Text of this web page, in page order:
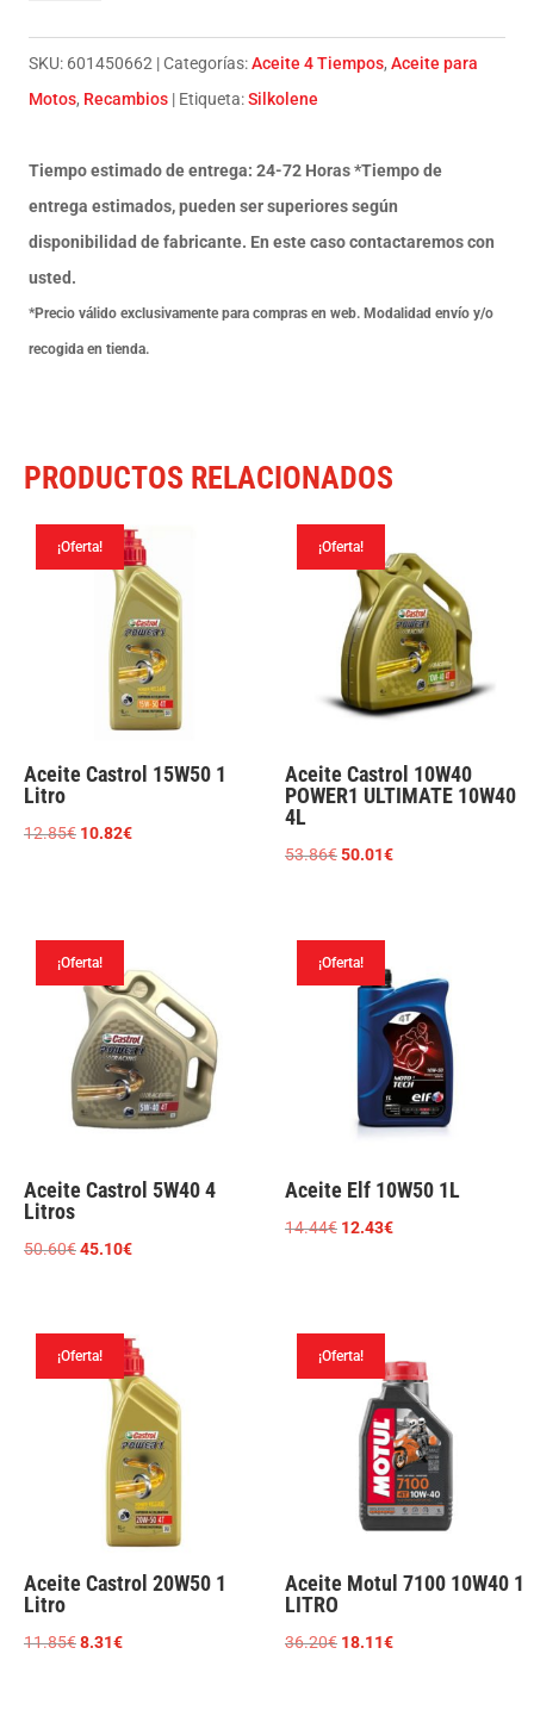
V-
TWIN
50
-
1
L
cantidad
SKU: 601450662 Categorías:Aceite 4 Tiempos,Aceite para
Motos, Recambios Etiqueta:Silkolene
Tiempo estimado de entrega: 24-72 Horas *Tiempo de
entrega estimados, pueden ser superiores según
disponibilidad de fabricante. En este caso contactaremos con
usted.
*Precio válido exclusivamente para compras en web. Modalidad envío y/o
recogida en tienda.
PRODUCTOS RELACIONADOS
¡Oferta!
Aceite Castrol 15W50 1
Litro
12.85€ El
12.85€.
10.82€El
¡Oferta!
Aceite Castrol 10W40
POWER1 ULTIMATE 10W40
4L
53.86€El
era:
53.86€.
50.01€El
50.01€.
¡Oferta!
Aceite Castrol 5W40 4
Litros
50.60€El
50.60€.
45.10€El
es:
45.10€.
¡Oferta!
Aceite Elf 10W50 1L
14.44€ El
14.44€.
12.43€El
¡Oferta!
Aceite Castrol 20W50 1
Litro
11.85€El
8.31€El
¡Oferta!
Aceite Motul 7100 10W40 1
LITRO
36.20€ El
18.11€El